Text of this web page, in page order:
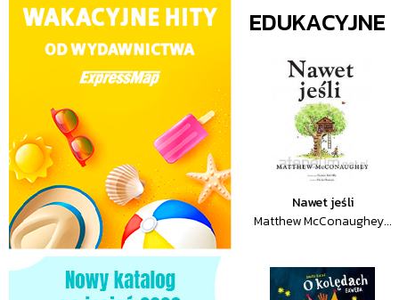
EDUKACYJNE
Nawet jeśli
Matthew McConaughey...